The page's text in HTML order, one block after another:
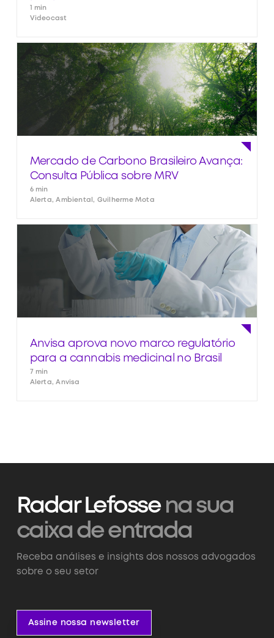
1 min
Videocast
Mercado de Carbono Brasileiro Avança:
Consulta Pública sobre MRV
6 min
Alerta, Ambiental, Guilherme Mota
Anvisa aprova novo marco regulatório
para a cannabis medicinal no Brasil
7 min
Alerta, Anvisa
Radar Lefossena sua
caixa de entrada
Receba análises e insights dos nossos advogados
sobre o seu setor
Assine nossa newsletter